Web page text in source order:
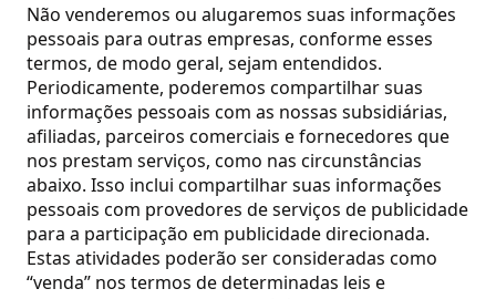
Não venderemos ou alugaremos suas informações
pessoais para outras empresas, conforme esses
termos, de modo geral, sejam entendidos.
Periodicamente, poderemos compartilhar suas
informações pessoais com as nossas subsidiárias,
afiliadas, parceiros comerciais e fornecedores que
nos prestam serviços, como nas circunstâncias
abaixo. Isso inclui compartilhar suas informações
pessoais com provedores de serviços de publicidade
para a participação em publicidade direcionada.
Estas atividades poderão ser consideradas como
“venda” nos termos de determinadas leis e